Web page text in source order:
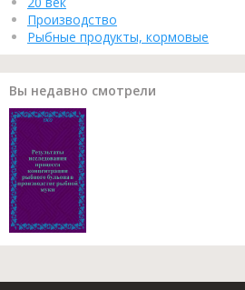
Производство
Рыбные продукты, кормовые
Вы недавно смотрели